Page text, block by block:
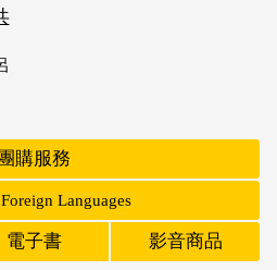
團購服務
Languages
電子書 影音商品